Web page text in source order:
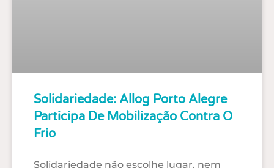
Solidariedade: Allog Porto Alegre
Participa De Mobilização Contra O
Frio
Solidariedade não escolhe lugar, nem